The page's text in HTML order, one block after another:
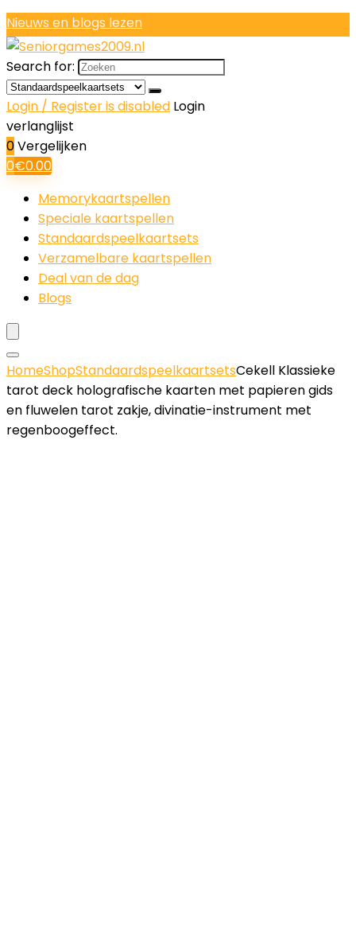
Nieuws en blogs lezen
Search for:
Login / Register is disabled Login
verlanglijst
0Vergelijken
0€0.00
Memorykaartspellen
Speciale kaartspellen
Standaardspeelkaartsets
Verzamelbare kaartspellen
Deal van de dag
Blogs
HomeShopStandaardspeelkaartsetsCekell Klassieke
tarot deck holografische kaarten met papieren gids
en fluwelen tarot zakje, divinatie-instrument met
regenboogeffect.